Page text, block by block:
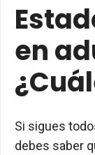
en
Si sigues
debes saber